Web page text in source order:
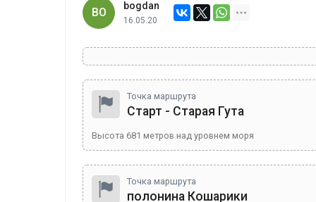
BO
bogdan
16.05.20
Точка маршрута
Старт - Старая Гута
Высота 681 метров над уровнем моря
Точка маршрута
полонина Кошарики